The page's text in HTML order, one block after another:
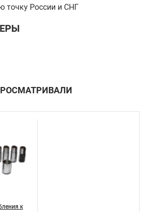
точку России и СНГ
к